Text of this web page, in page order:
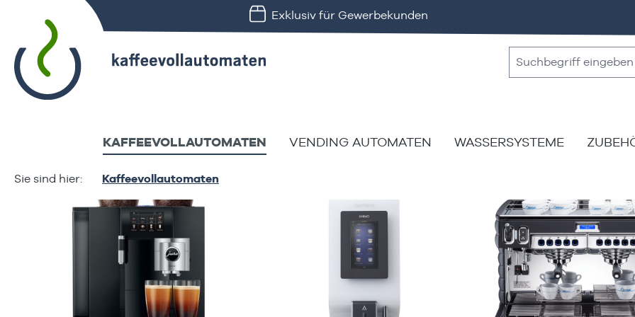
Zur Hauptnavigation springen Exklusiv für Gewerbekunden
KAFFEEVOLLAUTOMATEN VENDING AUTOMATEN WASSERSYSTEME
Kaffeevollautomaten